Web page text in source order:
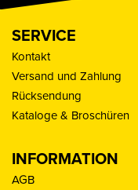
SERVICE
Kontakt
Versand und Zahlung
Rücksendung
Kataloge & Broschüren
INFORMATION
AGB